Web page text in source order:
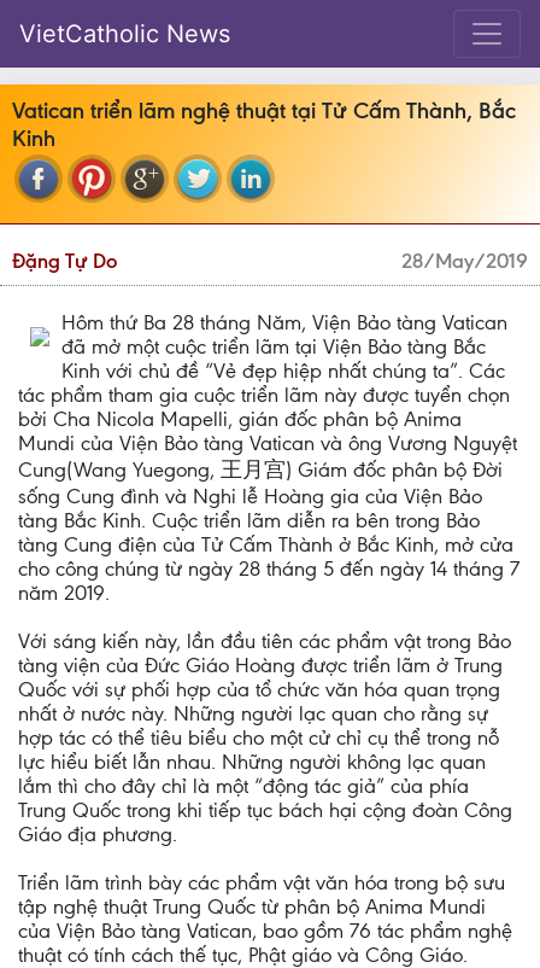
VietCatholic News
Vatican triển lãm nghệ thuật tại Tử Cấm Thành, Bắc
Kinh
Đặng Tự Do 28/May/2019
Hôm thứ Ba 28 tháng Năm, Viện Bảo tàng Vatican
đã mở một cuộc triển lãm tại Viện Bảo tàng Bắc
Kinh với chủ đề “Vẻ đẹp hiệp nhất chúng ta”. Các
tác phẩm tham gia cuộc triển lãm này được tuyển chọn
bởi Cha Nicola Mapelli, gián đốc phân bộ Anima
Mundi của Viện Bảo tàng Vatican và ông Vương Nguyệt
Cung(Wang Yuegong, 王月宫) Giám đốc phân bộ Đời
sống Cung đình và Nghi lễ Hoàng gia của Viện Bảo
tàng Bắc Kinh. Cuộc triển lãm diễn ra bên trong Bảo
tàng Cung điện của Tử Cấm Thành ở Bắc Kinh, mở cửa
cho công chúng từ ngày 28 tháng 5 đến ngày 14 tháng 7
năm 2019.
Với sáng kiến này, lần đầu tiên các phẩm vật trong Bảo
tàng viện của Đức Giáo Hoàng được triển lãm ở Trung
Quốc với sự phối hợp của tổ chức văn hóa quan trọng
nhất ở nước này. Những người lạc quan cho rằng sự
hợp tác có thể tiêu biểu cho một cử chỉ cụ thể trong nỗ
lực hiểu biết lẫn nhau. Những người không lạc quan
lắm thì cho đây chỉ là một “động tác giả” của phía
Trung Quốc trong khi tiếp tục bách hại cộng đoàn Công
Giáo địa phương.
Triển lãm trình bày các phẩm vật văn hóa trong bộ sưu
tập nghệ thuật Trung Quốc từ phân bộ Anima Mundi
của Viện Bảo tàng Vatican, bao gồm 76 tác phẩm nghệ
thuật có tính cách thế tục, Phật giáo và Công Giáo.